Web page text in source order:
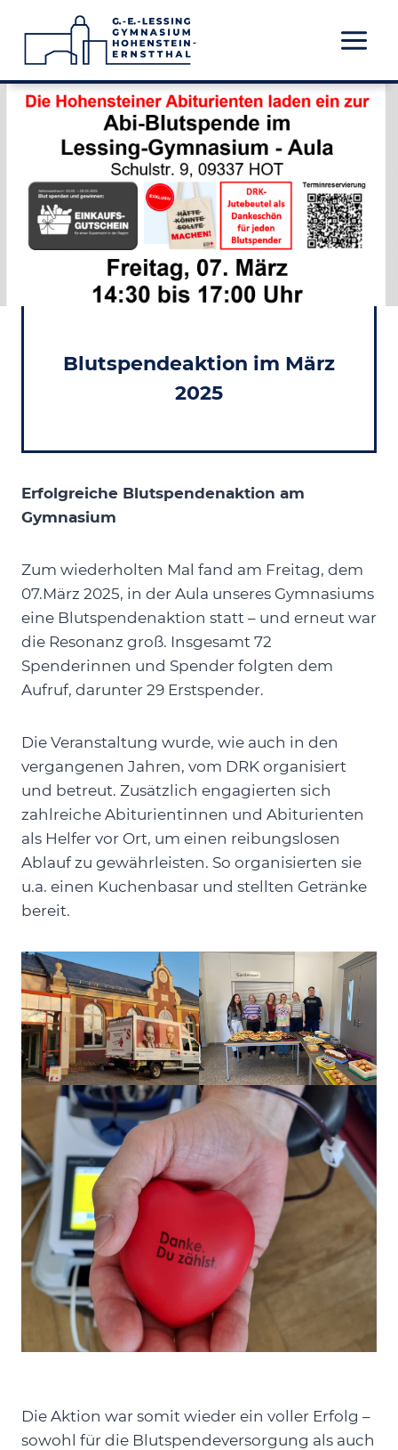
Inhalt
springen
Blutspendeaktion im März
2025
Erfolgreiche Blutspendenaktion am
Gymnasium
Zum wiederholten Mal fand am Freitag, dem
07.März 2025, in der Aula unseres Gymnasiums
eine Blutspendenaktion statt – und erneut war
die Resonanz groß. Insgesamt 72
Spenderinnen und Spender folgten dem
Aufruf, darunter 29 Erstspender.
Die Veranstaltung wurde, wie auch in den
vergangenen Jahren, vom DRK organisiert
und betreut. Zusätzlich engagierten sich
zahlreiche Abiturientinnen und Abiturienten
als Helfer vor Ort, um einen reibungslosen
Ablauf zu gewährleisten. So organisierten sie
u.a. einen Kuchenbasar und stellten Getränke
bereit.
Die Aktion war somit wieder ein voller Erfolg –
sowohl für die Blutspendeversorgung als auch